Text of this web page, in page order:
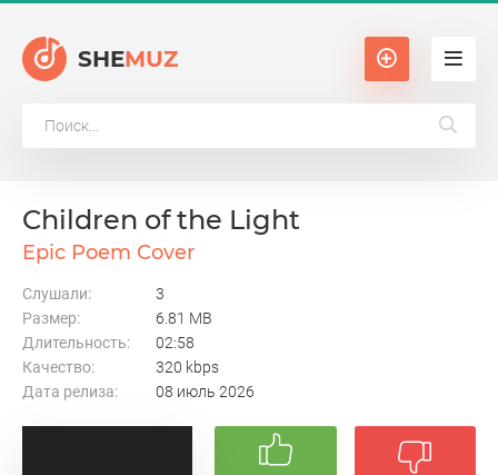
SHEMUZ
Children of the Light
Epic Poem Cover
Слушали:
3
Размер:
6.81 MB
Длительность:
02:58
Качество:
320 kbps
Дата релиза:
08 июль 2026